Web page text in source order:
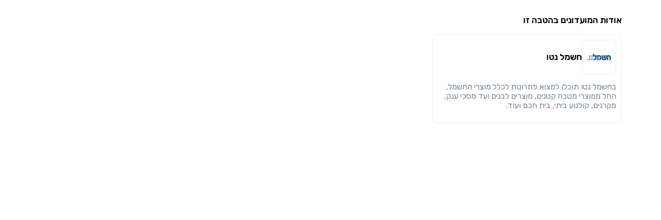
אודות המועדונים בהטבה זו
חשמל נטו
בחשמל נטו תוכלו למצוא פתרונות לכלל מוצרי החשמל,
החל ממוצרי מטבח קטנים, מוצרים לבנים ועד מסכי ענק,
מקרנים, קולנוע ביתי, בית חכם ועוד.